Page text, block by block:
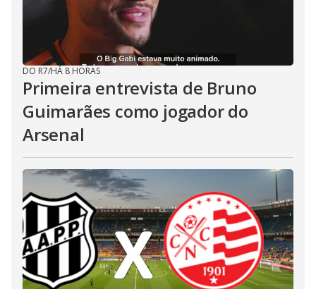
DO R7/HÁ 8 HORAS
Primeira entrevista de Bruno
Guimarães como jogador do
Arsenal